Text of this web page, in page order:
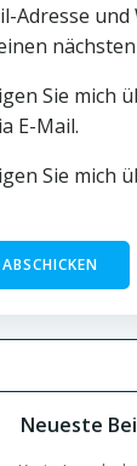
Adresse
Sie mich
E-Mail.
Sie mich
Neueste